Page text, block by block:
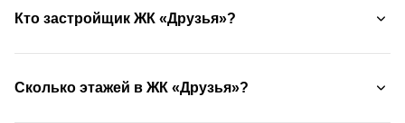
Кто застройщик ЖК «Друзья»?
Сколько этажей в ЖК «Друзья»?